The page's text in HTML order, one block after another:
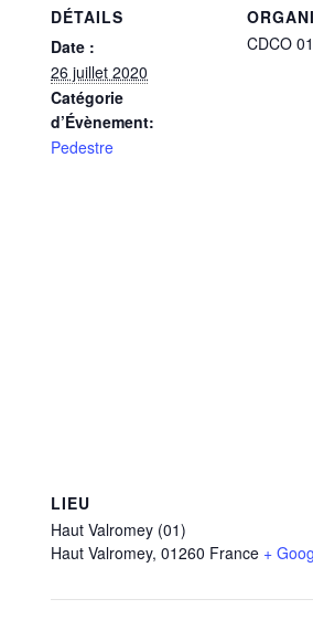
DÉTAILS
Date :
26 juillet 2020
Catégorie
d’Évènement:
Pedestre
CDCO 01
LIEU
Haut Valromey (01)
Haut Valromey, 01260 France +